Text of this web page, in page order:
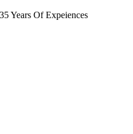
Years Of Expeiences